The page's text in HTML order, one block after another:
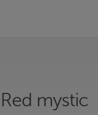
Red mystic